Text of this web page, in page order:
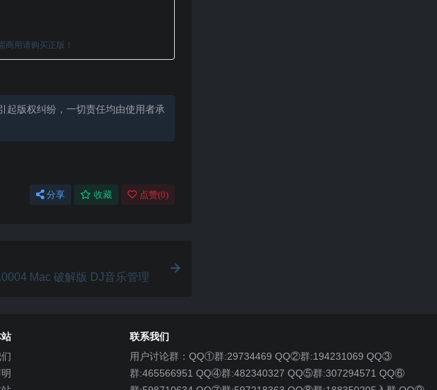
用请购买正版！
起版权纠纷，一切责任均由使用者承
分享 收藏 点赞(0)
Mac 破解版 DJ音乐管理
联系我们
用户讨论群：QQ①群:29734469 QQ②群:194231069 QQ③
群:465566951 QQ④群:482340327 QQ⑤群:307294571 QQ⑥